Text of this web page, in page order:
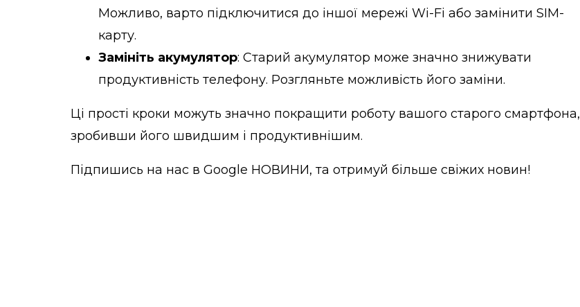
Можливо, варто підключитися до іншої мережі Wi-Fi або замінити SIM-
карту.
Замініть акумулятор: Старий акумулятор може значно знижувати
продуктивність телефону. Розгляньте можливість його заміни.
Ці прості кроки можуть значно покращити роботу вашого старого смартфона,
зробивши його швидшим і продуктивнішим.
Підпишись на нас в Google НОВИНИ, та отримуй більше свіжих новин!